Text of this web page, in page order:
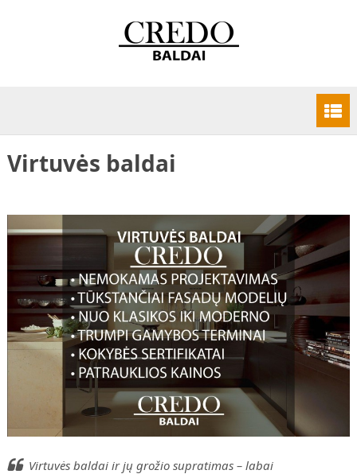
Virtuvės baldai
Virtuvės baldai ir jų grožio supratimas – labai